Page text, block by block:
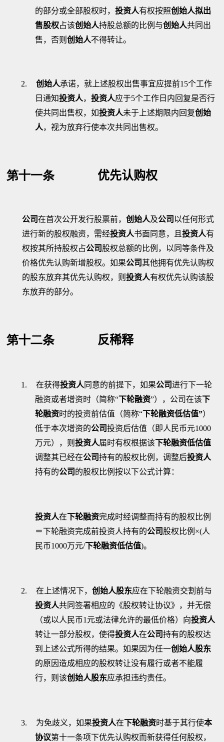
的部分或全部股权时，投资人有权按照创始人拟出
售股权占该创始人持股总额的比例与创始人共同出
售，否则创始人不得转让。
2. 创始人承诺，就上述股权出售事宜应提前15个工作
日通知投资人，投资人应于5个工作日内回复是否行
使共同出售权，如投资人未于上述期限内回复创始
人，视为放弃行使本次共同出售权。
第十一条 优先认购权
公司在首次公开发行股票前， 创始人及公司 以任何形式
进行新的股权融资，需经投资人书面同意，且 投资人有
权按其所持股权占公司 股权总额的比例，以同等条件及
价格优先认购新增股权。如果公司其他拥有优先认购权
的股东放弃其优先认购权，则 投资人有权优先认购该股
东放弃的部分。
第十二条 反稀释
1. 在获得投资人 同意的前提下，如果公司进行下一轮
融资或者增资时（简称“下轮融资”），公司在该下
轮融资时的投资前估值（简称“下轮融资低估值”）
低于本次增资的公司投资后估值（即人民币元1000
万元），则投资人届时有权根据该下轮融资低估值
调整其已经在公司持有的股权比例，调整后投资人
持有的公司 的股权比例按以下公式计算：
投资人在下轮融资完成时经调整而持有的股权比例
＝下轮融资完成前投资人持有的公司 股权比例 ×(人
民币1000万元/下轮融资低估值)。
2. 在上述情况下， 创始人股东应在下轮融资交割前与
投资人共同签署相应的《股权转让协议》，并无偿
（或以人民币1 元或法律允许的最低价格）向投资人
转让一部分股权，使得投资人在公司持有的股权达
到上述公式所得的结果。如果因为任一创始人股东
的原因造成相应的股权转让没有履行或者不能履
行，则该创始人股东应承担违约责任。
3. 为免歧义，如果投资人在下轮融资时基于其行使本
协议第十一条项下优先认购权而新获得任何股权，